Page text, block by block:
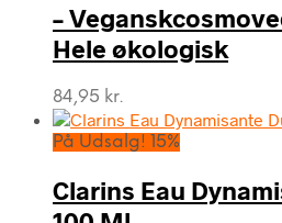
var:
465,00 kr..
er:
174,95
–
Hele økologisk
84,95 kr.
På Udsalg! 15%
Clarins Eau